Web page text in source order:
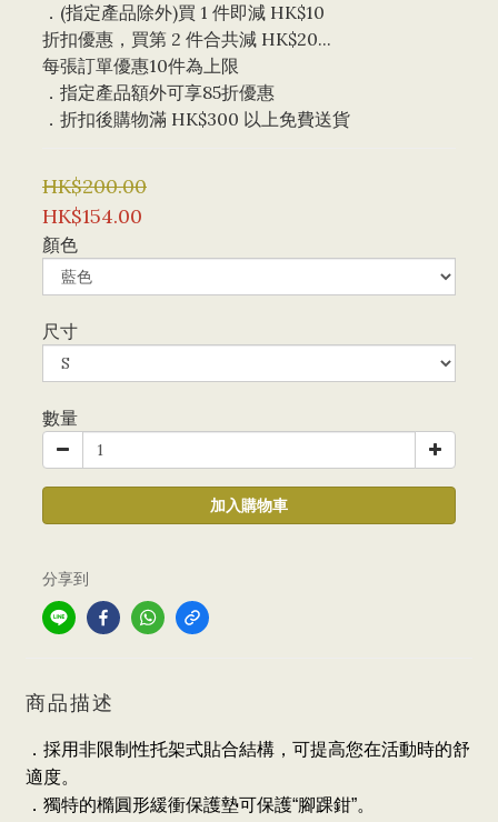
．(指定產品除外)買 1 件即減 HK$10
折扣優惠，買第 2 件合共減 HK$20...
每張訂單優惠10件為上限
．指定產品額外可享85折優惠
．折扣後購物滿 HK$300 以上免費送貨
HK$200.00
HK$154.00
顏色
尺寸
數量
加入購物車
分享到
商品描述
．採用非限制性托架式貼合結構，可提高您在活動時的舒
適度。
．獨特的橢圓形緩衝保護墊可保護“腳踝鉗”。